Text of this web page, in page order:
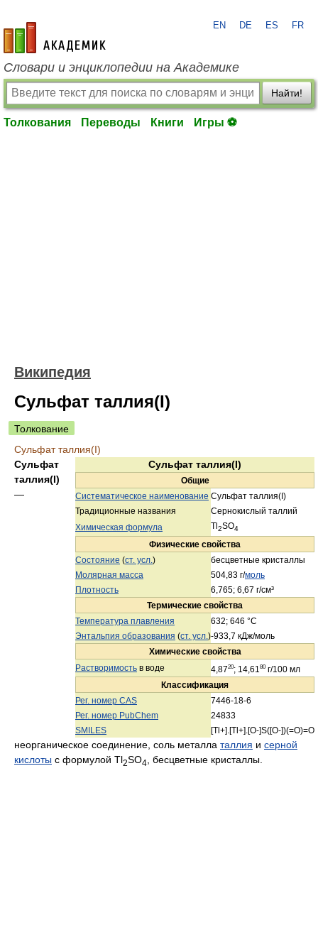
academic.ru
EN DE ES FR
Словари и энциклопедии на Академике
Найти!
Толкования Переводы Книги Игры ⚽
Википедия
Сульфат таллия(I)
Толкование
Сульфат таллия(I)
Сульфат таллия(I)
Общие
Систематическое наименование Сульфат таллия(I)
Традиционные названия
Сернокислый таллий
Химическая формула
Tl2SO4
Физические свойства
Состояние (ст. усл. )
бесцветные кристаллы
Молярная масса
504,83 г/моль
Плотность
6,765; 6,67 г/см³
Термические свойства
Температура плавления
632; 646 °C
Энтальпия образования (ст. усл. )-933,7 кДж/моль
Химические свойства
Растворимость в воде 4,8720; 14,61 80г/100 мл
Классификация
Рег. номер CAS
7446-18-6
Рег. номер PubChem
24833
SMILES
[Tl+].[Tl+].[O-]S([O-])(=O)=O
Сульфат
таллия(I)
—
неорганическое соединение, соль металла таллия и серной
кислоты с формулой Tl2SO4 , бесцветные кристаллы.